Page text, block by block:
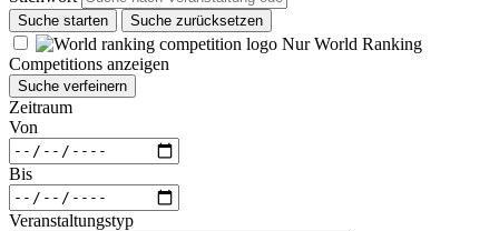
Suche starten Suche zurücksetzen
Nur World Ranking
Competitions anzeigen
Suche verfeinern
Zeitraum
Von
Bis
Veranstaltungstyp